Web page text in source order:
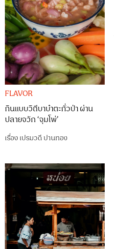
FLAVOR
กินแบบวิถีบาบ๋าตะกั่วป่า ผ่าน
ปลายจวัก ‘จุมโพ่’
เรื่อง เปรมวดี ปานทอง